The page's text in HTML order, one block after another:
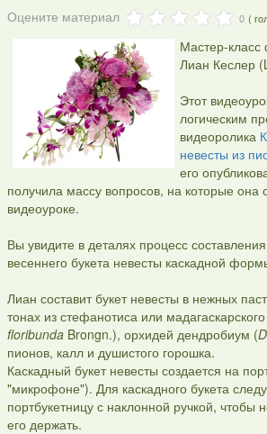
Оцените материал (
0
Мастер-
Лиан Кеслер
Этот
логическим
видеоролика
невесты из
его
получила массу вопросов, на которые она
видеоуроке.
Вы увидите в деталях процесс
весеннего букета невесты каскадной
Лиан составит букет невесты в нежных
тонах из стефанотиса или
floribundaBrongn.), орхидей дендробиум (
пионов, калл и душистого горошка.
Каскадный букет невесты создается на
"микрофоне"). Для каскадного букета
портбукетницу с наклонной ручкой, чтобы
его держать.